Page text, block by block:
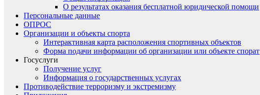
О результатах оказания бесплатной юридической помощи
Персональные данные
ОПРОС
Организации и объекты спорта
Интерактивная карта расположения спортивных объектов
Форма подачи информации об организации или объекте спорат
Госуслуги
Получение услуг
Информация о государственных услугах
Противодействие терроризму и экстремизму